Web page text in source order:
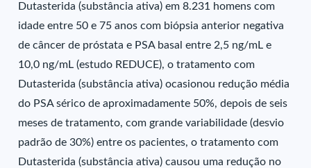
Dutasterida (substância ativa) em 8.231 homens com
idade entre 50 e 75 anos com biópsia anterior negativa
de câncer de próstata e PSA basal entre 2,5 ng/mL e
10,0 ng/mL (estudo REDUCE), o tratamento com
Dutasterida (substância ativa) ocasionou redução média
do PSA sérico de aproximadamente 50%, depois de seis
meses de tratamento, com grande variabilidade (desvio
padrão de 30%) entre os pacientes, o tratamento com
Dutasterida (substância ativa) causou uma redução no